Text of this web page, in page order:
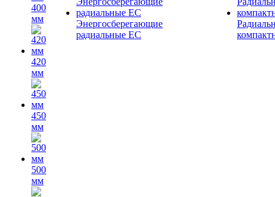
400
мм
420
мм
450
мм
500
мм
Энергосберегающие
радиальные EC